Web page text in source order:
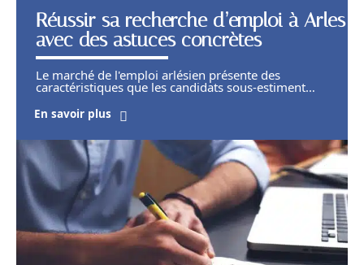
Réussir sa recherche d’emploi à Arles
avec des astuces concrètes
Le marché de l'emploi arlésien présente des
caractéristiques que les candidats sous-estiment…
En savoir plus